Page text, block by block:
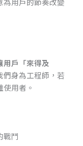
用戶「來得及
們身為工程師，若
用者。
戰鬥